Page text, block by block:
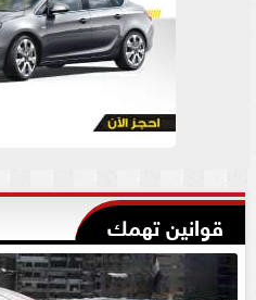
قوانين تهمك